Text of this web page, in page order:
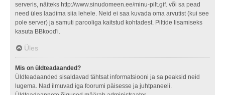
serveris, näiteks http://www.sinudomeen.ee/minu-pilt.gif. või sa pead
need üles laadima siia lehele. Neid ei saa kuvada oma arvutist (kui see
pole server) ja samuti parooliga kaitstud kohtadest. Piltide lisamiseks
kasuta BBkood'i.
Üles
Mis on üldteadaanded?
Üldteadaanded sisaldavad tähtsat informatsiooni ja sa peaksid neid
lugema. Nad ilmuvad iga foorumi päisesse ja juhtpaneeli.